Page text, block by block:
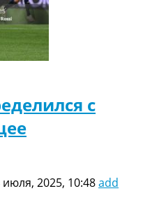
с
июля, 2025, 10:48add